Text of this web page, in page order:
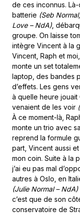
de ces inconnus.
batterie (Seb
Love – NdA),
groupe. On laisse
intègre Vincent à la
Vincent, Raph et
monte un set
laptop, des bandes
d’effets. Les gens
à quelle heure jouait
venaient de les voir
À ce moment-là,
monte un trio avec
reprend la formule
part, Vincent aussi
mon coin. Suite à la
j’ai eu pas mal
autres à Oslo, en
(Julie Normal – NdA)
c’est que de son
conservatoire de